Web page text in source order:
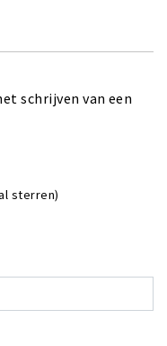
schrijven van een
sterren)